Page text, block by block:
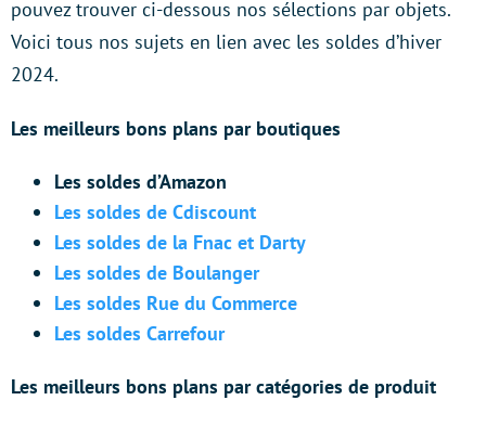
pouvez trouver ci-dessous nos sélections par objets.
Voici tous nos sujets en lien avec les soldes d’hiver
2024.
Les meilleurs bons plans par boutiques
Les soldes d’Amazon
Les soldes de Cdiscount
Les soldes de la Fnac et Darty
Les soldes de Boulanger
Les soldes Rue du Commerce
Les soldes Carrefour
Les meilleurs bons plans par catégories de produit